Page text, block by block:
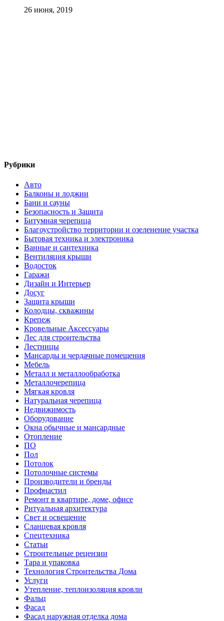
26 июня, 2019
Рубрики
Авто
Балконы и лоджии
Бани и сауны
Безопасность и Защита
Битумная черепица
Благоустройство территории и озеленение участка
Бытовая техника и электроника
Ванные и сантехника
Вентиляция крыши
Водосток
Гаражи
Дизайн и Интерьер
Досуг
Защита крыши
Колодцы, скважины
Крепеж
Кровельные Аксессуары
Лес для строительства
Лестницы
Мансарды и чердачные помещения
Мебель
Металл и металлообработка
Металлочерепица
Мягкая кровля
Натуральная черепица
Недвижимость
Оборудование
Окна обычные и мансардные
Отопление
ПО
Пол
Потолок
Потолочные системы
Производители и бренды
Профнастил
Ремонт в квартире, доме, офисе
Ритуальная архитектура
Свет и освещение
Сланцевая кровля
Спецтехника
Статьи
Строительные рецензии
Тара и упаковка
Технология Строительства Дома
Услуги
Утепление, теплоизоляция кровли
Фальц
Фасад
Фасад наружная отделка дома